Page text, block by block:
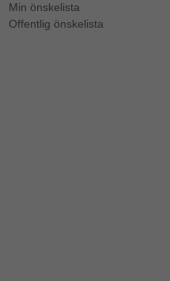
Min önskelista
Offentlig önskelista